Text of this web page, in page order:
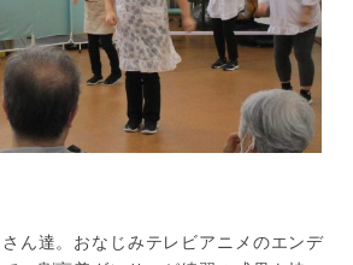
ん達。おなじみテレビアニメのエンデ